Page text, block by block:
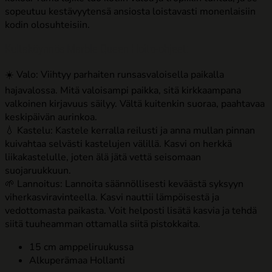
sopeutuu kestävyytensä ansiosta loistavasti monenlaisiin
kodin olosuhteisiin.
☀️ Valo: Viihtyy parhaiten runsasvaloisella paikalla
hajavalossa. Mitä valoisampi paikka, sitä kirkkaampana
valkoinen kirjavuus säilyy. Vältä kuitenkin suoraa, paahtavaa
keskipäivän aurinkoa.
💧 Kastelu: Kastele kerralla reilusti ja anna mullan pinnan
kuivahtaa selvästi kastelujen välillä. Kasvi on herkkä
liikakastelulle, joten älä jätä vettä seisomaan
suojaruukkuun.
🌱 Lannoitus: Lannoita säännöllisesti keväästä syksyyn
viherkasviravinteella. Kasvi nauttii lämpöisestä ja
vedottomasta paikasta. Voit helposti lisätä kasvia ja tehdä
siitä tuuheamman ottamalla siitä pistokkaita.
15 cm amppeliruukussa
Alkuperämaa Hollanti